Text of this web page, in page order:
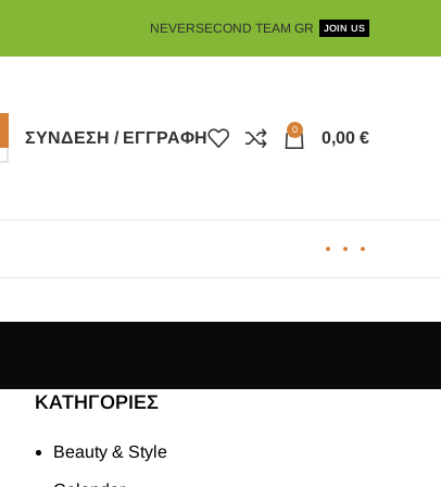
NEVERSECOND TEAM GR JOIN US
ΣΎΝΔΕΣΗ / ΕΓΓΡΑΦΉ 0 0,00 €
KΑΤΗΓΟΡΊΕΣ
Beauty & Style